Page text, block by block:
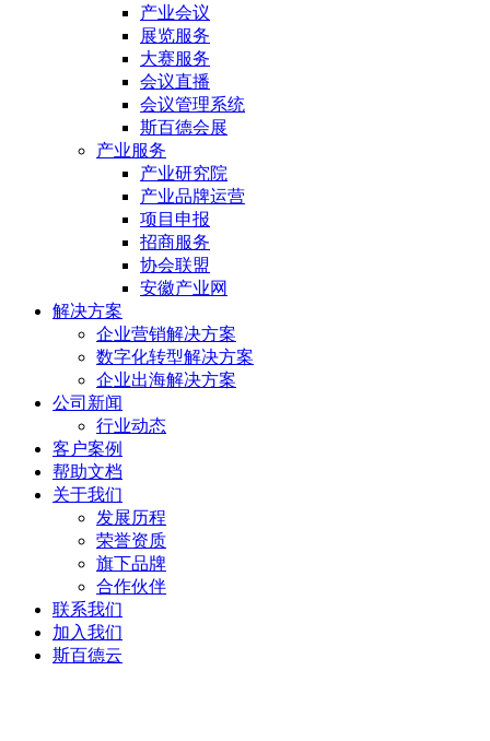
产业会议
展览服务
大赛服务
会议直播
会议管理系统
斯百德会展
产业服务
产业研究院
产业品牌运营
项目申报
招商服务
协会联盟
安徽产业网
解决方案
企业营销解决方案
数字化转型解决方案
企业出海解决方案
公司新闻
行业动态
客户案例
帮助文档
关于我们
发展历程
荣誉资质
旗下品牌
合作伙伴
联系我们
加入我们
斯百德云